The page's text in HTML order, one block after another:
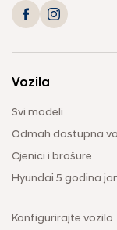
Vozila
Svi modeli
Odmah dostupna
Cjenici i brošure
Hyundai 5 godina
Konfigurirajte vozilo